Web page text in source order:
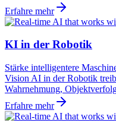
Erfahre mehr
KI in der Robotik
Stärke intelligentere
Vision AI in der Robotik
Wahrnehmung,
Erfahre mehr